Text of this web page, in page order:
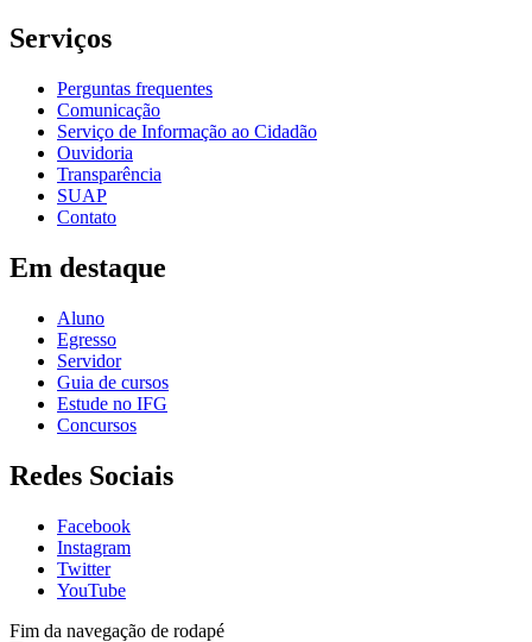
Serviços
Perguntas frequentes
Comunicação
Serviço de Informação ao Cidadão
Ouvidoria
Transparência
SUAP
Contato
Em destaque
Aluno
Egresso
Servidor
Guia de cursos
Estude no IFG
Concursos
Redes Sociais
Facebook
Instagram
Twitter
YouTube
Fim da navegação de rodapé